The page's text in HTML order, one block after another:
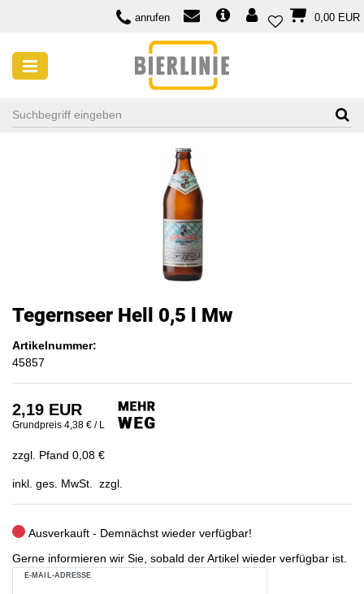
anrufen 0,00 EUR
Tegernseer Hell 0,5 l Mw
Artikelnummer:
45857
2,19 EUR
Grundpreis 4,38 € / L
zzgl. Pfand 0,08 €
inkl. ges. MwSt. zzgl.
Ausverkauft - Demnächst wieder verfügbar!
Gerne informieren wir Sie, sobald der Artikel wieder verfügbar ist.
E-MAIL-ADRESSE